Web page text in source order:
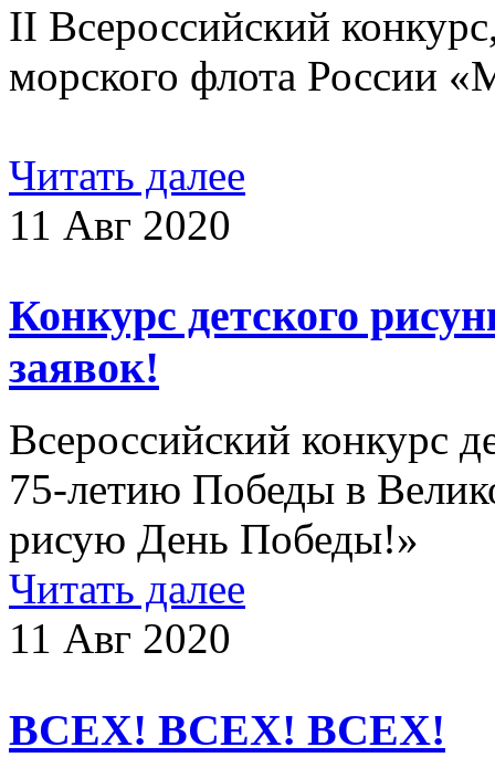
II Всероссийский
морского флота России
Читать далее
11 Авг 2020
Конкурс детского
заявок!
Всероссийский конкурс
75-летию Победы в
рисую День Победы!»
Читать далее
11 Авг 2020
ВСЕХ! ВСЕХ! ВСЕХ!